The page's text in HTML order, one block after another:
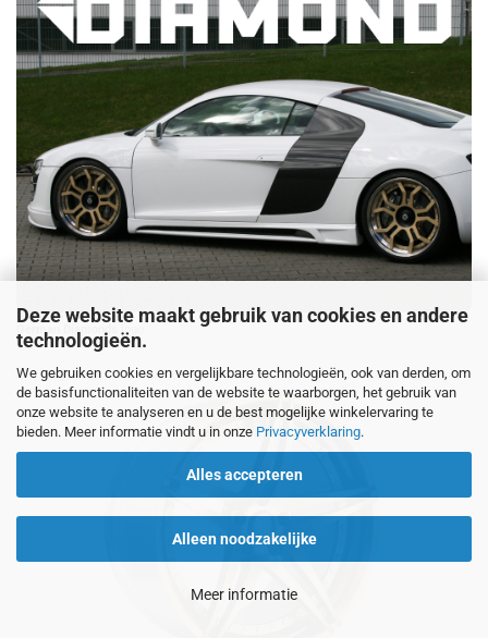
Deze website maakt gebruik van cookies en andere
technologieën.
We gebruiken cookies en vergelijkbare technologieën, ook van derden, om
de basisfunctionaliteiten van de website te waarborgen, het gebruik van
onze website te analyseren en u de best mogelijke winkelervaring te
bieden. Meer informatie vindt u in onze Privacyverklaring.
Alles accepteren
Alleen noodzakelijke
Meer informatie
German Diamonds logo